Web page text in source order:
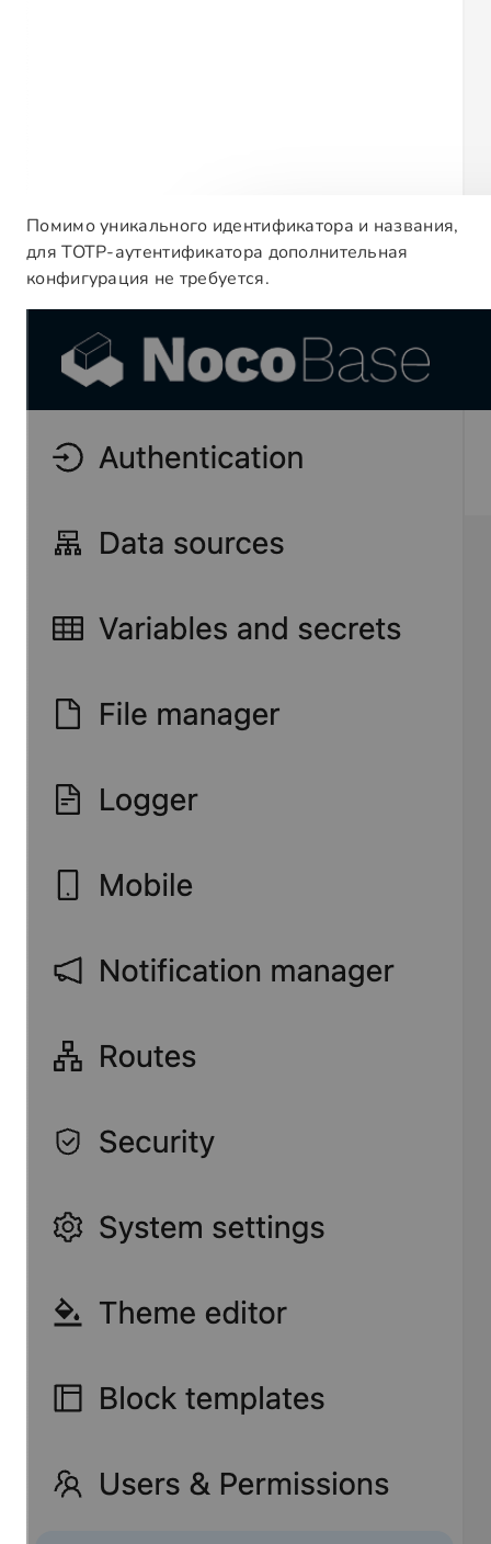
Помимо уникального идентификатора и названия,
для TOTP-аутентификатора дополнительная
конфигурация не требуется.